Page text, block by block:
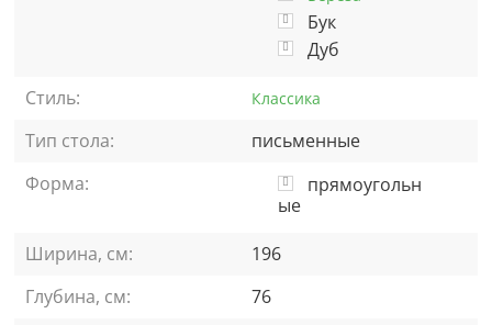
Бук
Дуб
Стиль:
Классика
Тип стола:
письменные
Форма:
прямоугольн
ые
Ширина, см:
196
Глубина, см:
76